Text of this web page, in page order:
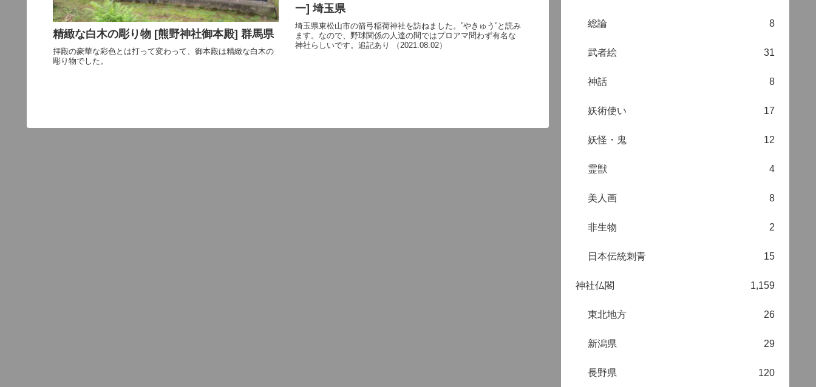
精緻な白木の彫り物 [熊野神社御本殿] 群馬県
拝殿の豪華な彩色とは打って変わって、御本殿は精緻な白木の
彫り物でした。
一] 埼玉県
埼玉県東松山市の箭弓稲荷神社を訪ねました。”やきゅう”と読み
ます。なので、野球関係の人達の間ではプロアマ問わず有名な
神社らしいです。追記あり （2021.08.02）
総論 8
武者絵 31
神話 8
妖術使い 17
妖怪・鬼 12
霊獣 4
美人画 8
非生物 2
日本伝統刺青 15
神社仏閣 1,159
東北地方 26
新潟県 29
長野県 120